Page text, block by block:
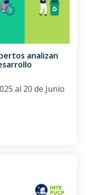
analizan
al 20 de Junio